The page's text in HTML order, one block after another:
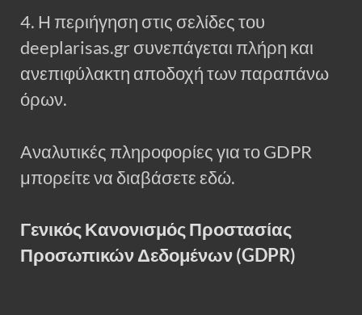
4. Η περιήγηση στις σελίδες του
deeplarisas.gr συνεπάγεται πλήρη και
ανεπιφύλακτη αποδοχή των παραπάνω
όρων.
Αναλυτικές πληροφορίες για το GDPR
μπορείτε να διαβάσετε εδώ.
Γενικός Κανονισμός Προστασίας
Προσωπικών Δεδομένων (GDPR)